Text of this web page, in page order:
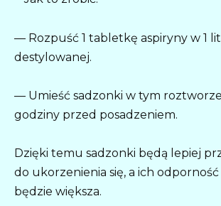
— Rozpuść 1 tabletkę aspiryny w 1
destylowanej.
— Umieść sadzonki w tym roztworze
godziny przed posadzeniem.
Dzięki temu sadzonki będą lepiej
do ukorzenienia się, a ich
będzie większa.